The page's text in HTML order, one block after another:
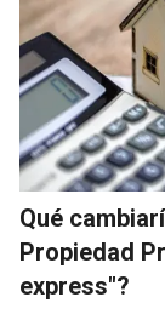
Qué
Propiedad
express"?